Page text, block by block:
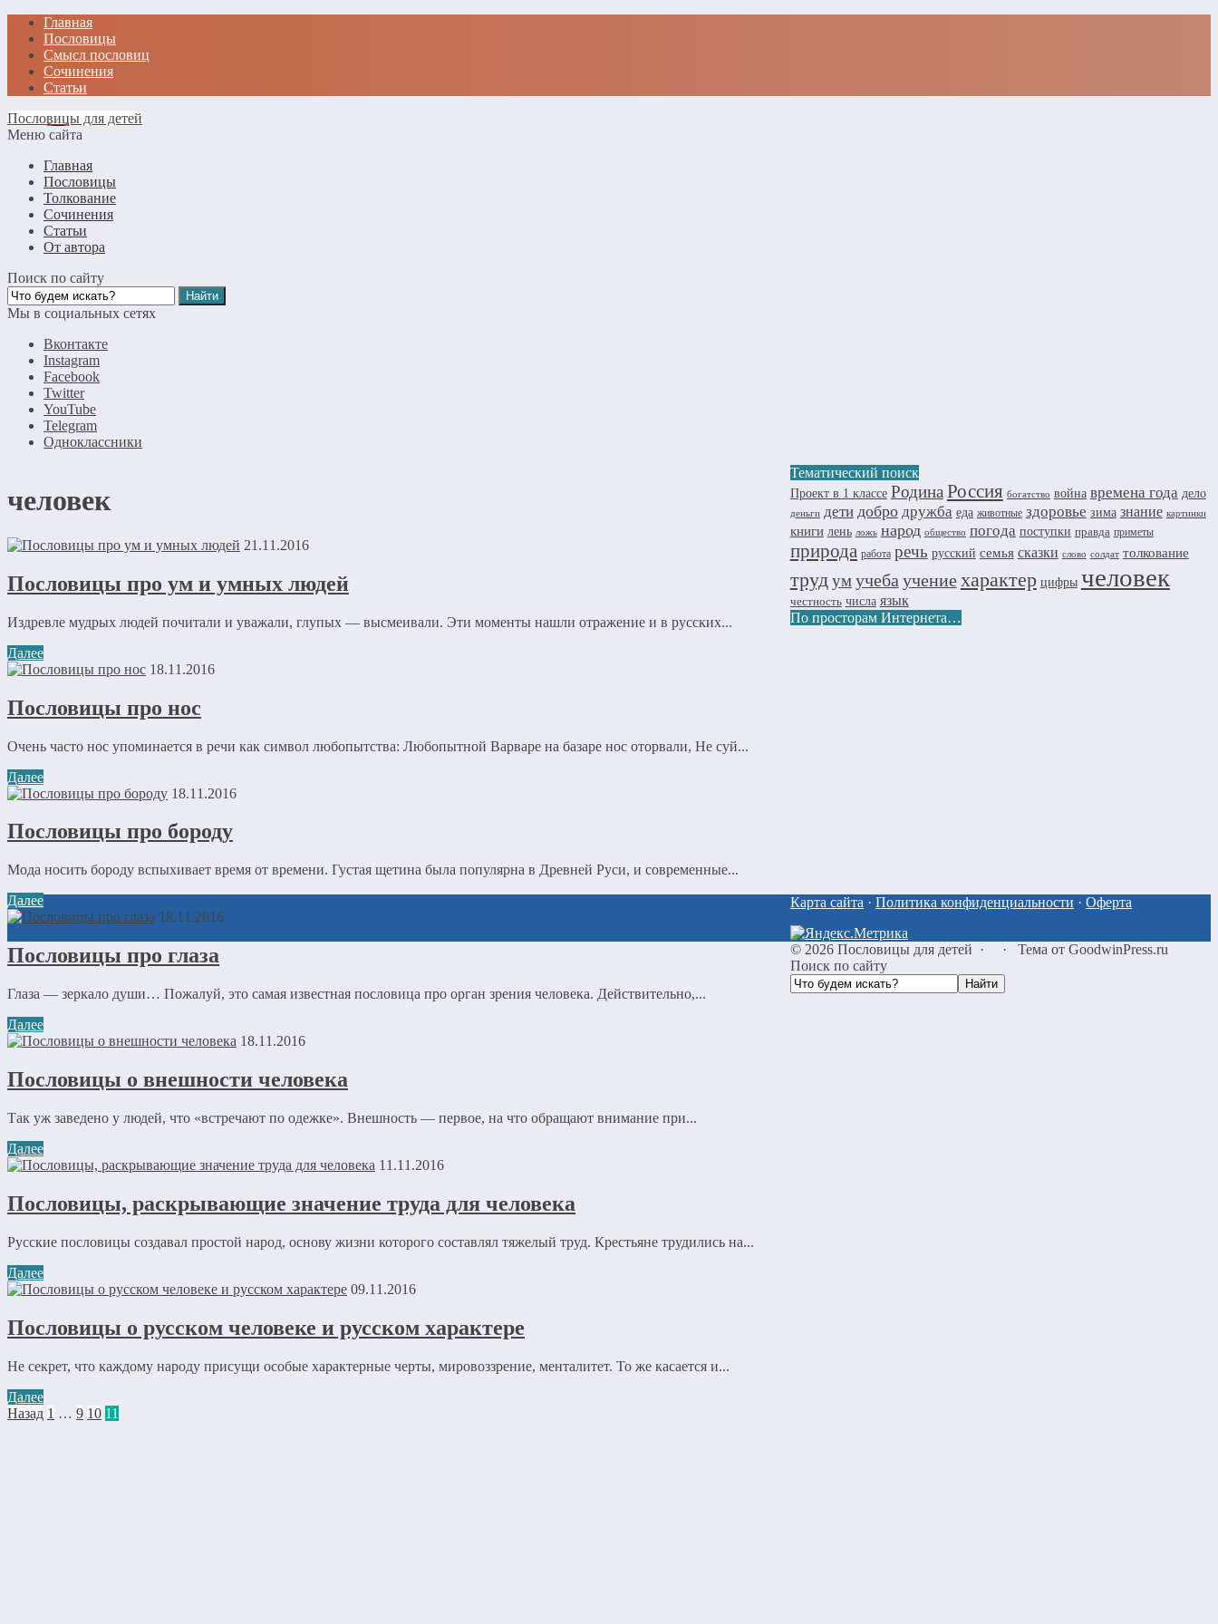
Главная
Пословицы
Смысл пословиц
Сочинения
Статьи
Пословицы для детей
Меню сайта
Главная
Пословицы
Толкование
Сочинения
Статьи
От автора
Поиск по сайту
Мы в социальных сетях
Вконтакте
Instagram
Facebook
Twitter
YouTube
Telegram
Одноклассники
человек
21.11.2016
Пословицы про ум и умных людей
Издревле мудрых людей почитали и уважали, глупых — высмеивали. Эти моменты нашли отражение и в русских...
Далее
18.11.2016
Пословицы про нос
Очень часто нос упоминается в речи как символ любопытства: Любопытной Варваре на базаре нос оторвали, Не суй...
Далее
18.11.2016
Пословицы про бороду
Мода носить бороду вспыхивает время от времени. Густая щетина была популярна в Древней Руси, и современные...
Далее
18.11.2016
Пословицы про глаза
Глаза — зеркало души… Пожалуй, это самая известная пословица про орган зрения человека. Действительно,...
Далее
18.11.2016
Пословицы о внешности человека
Так уж заведено у людей, что «встречают по одежке». Внешность — первое, на что обращают внимание при...
Далее
11.11.2016
Пословицы, раскрывающие значение труда для человека
Русские пословицы создавал простой народ, основу жизни которого составлял тяжелый труд. Крестьяне трудились на...
Далее
09.11.2016
Пословицы о русском человеке и русском характере
Не секрет, что каждому народу присущи особые характерные черты, мировоззрение, менталитет. То же касается и...
Далее
Назад 1 … 9 10 11
Тематический поиск
Проект в 1 классе Родина Россия богатство война времена года дело
деньги дети добро дружба еда животные здоровье зима знание картинки
книги лень ложь народ общество погода поступки правда приметы
природа работа речь русский семья сказки слово солдат толкование
трудумучеба учениехарактер цифры человек
честность числа язык
По просторам Интернета…
Карта сайта · Политика конфиденциальности · Оферта
© 2026 Пословицы для детей · · Тема от GoodwinPress.ru
Поиск по сайту